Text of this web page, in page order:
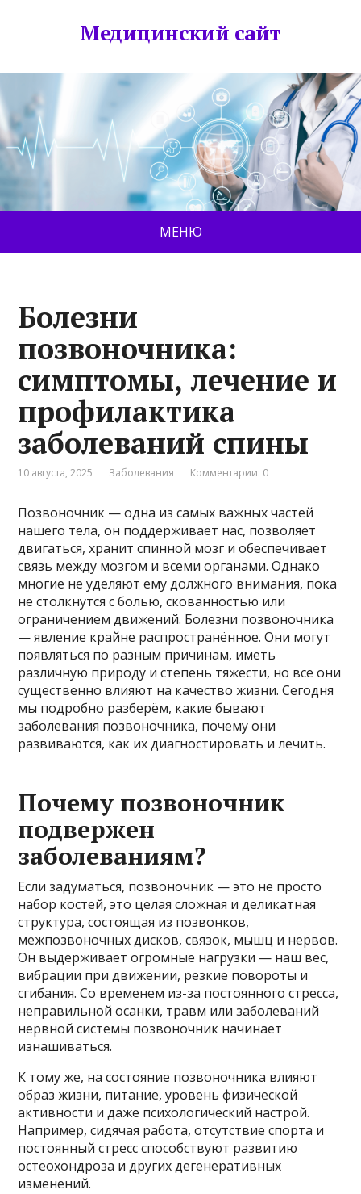
Медицинский сайт
МЕНЮ
Болезни
позвоночника:
симптомы, лечение и
профилактика
заболеваний спины
10 августа, 2025 Заболевания Комментарии: 0
Позвоночник — одна из самых важных частей
нашего тела, он поддерживает нас, позволяет
двигаться, хранит спинной мозг и обеспечивает
связь между мозгом и всеми органами. Однако
многие не уделяют ему должного внимания, пока
не столкнутся с болью, скованностью или
ограничением движений. Болезни позвоночника
— явление крайне распространённое. Они могут
появляться по разным причинам, иметь
различную природу и степень тяжести, но все они
существенно влияют на качество жизни. Сегодня
мы подробно разберём, какие бывают
заболевания позвоночника, почему они
развиваются, как их диагностировать и лечить.
Почему позвоночник
подвержен
заболеваниям?
Если задуматься, позвоночник — это не просто
набор костей, это целая сложная и деликатная
структура, состоящая из позвонков,
межпозвоночных дисков, связок, мышц и нервов.
Он выдерживает огромные нагрузки — наш вес,
вибрации при движении, резкие повороты и
сгибания. Со временем из-за постоянного стресса,
неправильной осанки, травм или заболеваний
нервной системы позвоночник начинает
изнашиваться.
К тому же, на состояние позвоночника влияют
образ жизни, питание, уровень физической
активности и даже психологический настрой.
Например, сидячая работа, отсутствие спорта и
постоянный стресс способствуют развитию
остеохондроза и других дегенеративных
изменений.